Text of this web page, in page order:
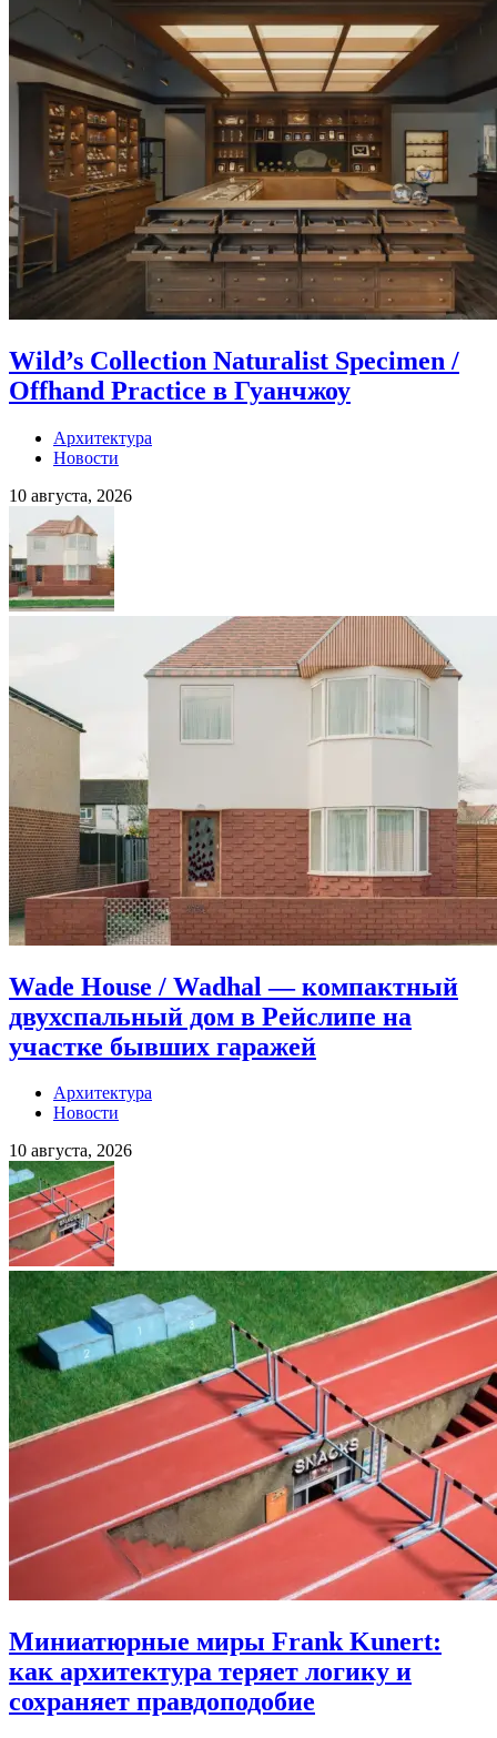
Wild’s Collection Naturalist Specimen /
Offhand Practice в Гуанчжоу
Архитектура
Новости
10 августа, 2026
Wade House / Wadhal — компактный
двухспальный дом в Рейслипе на
участке бывших гаражей
Архитектура
Новости
10 августа, 2026
Миниатюрные миры Frank Kunert:
как архитектура теряет логику и
сохраняет правдоподобие